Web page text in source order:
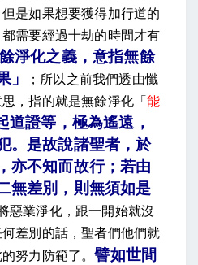
是如果想要獲得加行道的
需要經過十劫的時間才有
淨化之義，意指無餘
」
；所以之前我們透由懺
，指的就是無餘淨化「能
道證等，極為遙遠，
。是故說諸聖者，於
亦不知而故行；若由
無差別，則無須如是
惡業淨化，跟一開始就沒
差別的話，聖者們他們就
努力防範了。譬如世間